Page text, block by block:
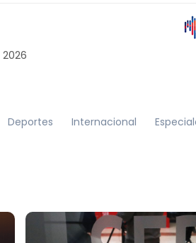
Deportes Internacional